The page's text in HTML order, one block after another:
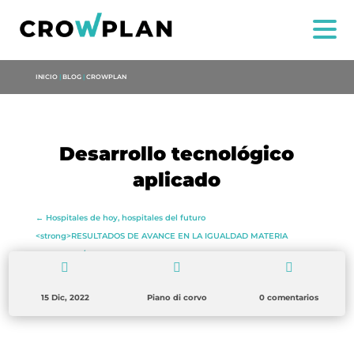
MARIA ANCHIETA
INICIO | BLOG | CROWPLAN
Desarrollo tecnológico
aplicado
← Hospitales de hoy, hospitales del futuro
<strong>RESULTADOS DE AVANCE EN LA IGUALDAD MATERIA
LITERARIA</strong>

15 Dic, 2022

Piano di corvo

0 comentarios